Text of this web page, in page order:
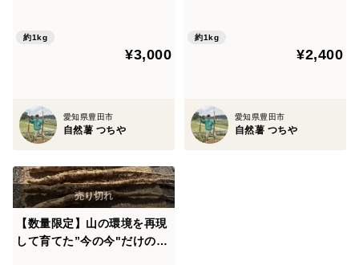
約1kg
¥3,000
愛知県豊田市
自然薯 つちや
約1kg
¥2,400
愛知県豊田市
自然薯 つちや
【数量限定】山の環境を再現
して育てた”今の今"だけの贅